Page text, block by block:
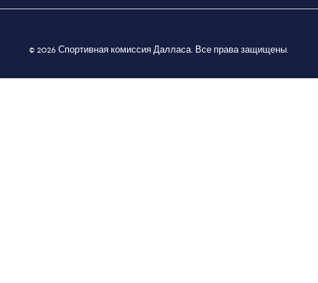
© 2026 Спортивная комиссия Далласа. Все права защищены.